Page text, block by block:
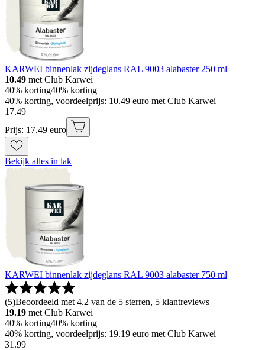
KARWEI binnenlak zijdeglans RAL 9003 alabaster 250 ml
10.49 met Club Karwei
40% korting40% korting
40% korting, voordeelprijs: 10.49 euro met Club Karwei
17.49
Prijs: 17.49 euro
Bekijk alles in lak
KARWEI binnenlak zijdeglans RAL 9003 alabaster 750 ml
(5)Beoordeeld met 4.2 van de 5 sterren, 5 klantreviews
19.19 met Club Karwei
40% korting40% korting
40% korting, voordeelprijs: 19.19 euro met Club Karwei
31 .99